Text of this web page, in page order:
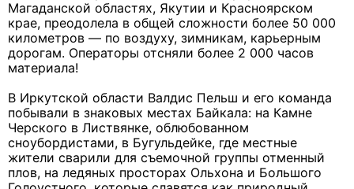
Магаданской областях, Якутии и Красноярском
крае, преодолела в общей сложности более 50 000
километров — по воздуху, зимникам, карьерным
дорогам. Операторы отсняли более 2 000 часов
материала!
В Иркутской области Валдис Пельш и его команда
побывали в знаковых местах Байкала: на Камне
Черского в Листвянке, облюбованном
сноубордистами, в Бугульдейке, где местные
жители сварили для съемочной группы отменный
плов, на ледяных просторах Ольхона и Большого